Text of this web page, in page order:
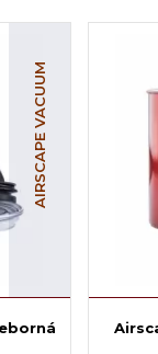
AIRSCAPE VACUUM